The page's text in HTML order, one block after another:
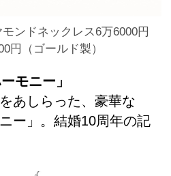
ンドネックレス6万6000円
円（ゴールド製）
モニー」
あしらった、豪華な
ー」。結婚10周年の記